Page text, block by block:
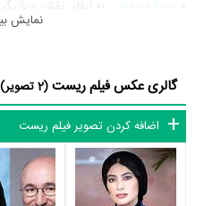
سودابه بیضایی
بازیگر جلوی دوربین رفته‌اند که از نظر
متوسط سن بازیگران ریست براساس
آنلاین سینما و تلویزیون یعنیمنظوم
می‌دهد بازیگران ریست عمدتا از
نمایش
گالری عکس فیلم ریست(2 تصویر)
اضافه کردن تصویر فیلم ریست